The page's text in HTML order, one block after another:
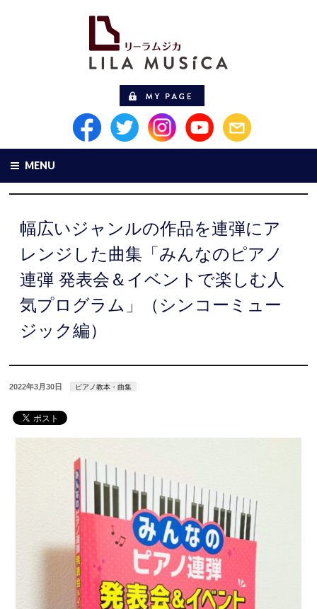
MENU
幅広いジャンルの作品を連弾にア
レンジした曲集「みんなのピアノ
連弾 発表会＆イベントで楽しむ人
気プログラム」（シンコーミュー
ジック編）
2022年3月30日 ピアノ教本・曲集